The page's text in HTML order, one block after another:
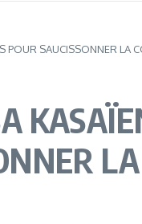
POUR SAUCISSONNER LA